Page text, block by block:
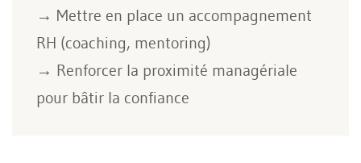
→ Mettre en place un accompagnement
RH (coaching, mentoring)
→ Renforcer la proximité managériale
pour bâtir la confiance